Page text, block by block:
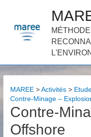
MAREE >Activités >
Contre-Minage –
Contre-
Offshore